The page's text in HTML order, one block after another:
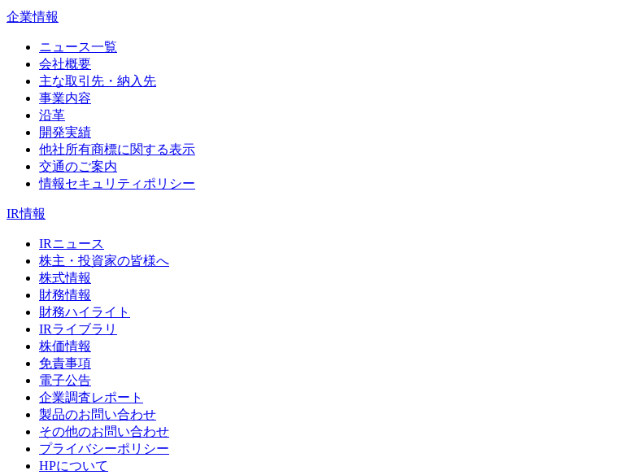
企業情報
ニュース一覧
会社概要
主な取引先・納入先
事業内容
沿革
開発実績
他社所有商標に関する表示
交通のご案内
情報セキュリティポリシー
IR情報
IRニュース
株主・投資家の皆様へ
株式情報
財務情報
財務ハイライト
IRライブラリ
株価情報
免責事項
電子公告
企業調査レポート
製品のお問い合わせ
その他のお問い合わせ
プライバシーポリシー
HPについて